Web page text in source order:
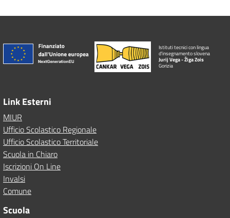
Istituti tecnici con lingua
d'insegnamento slovena
Jurij Vega - Žiga Zois
Gorizia
Link Esterni
MIUR
Ufficio Scolastico Regionale
Ufficio Scolastico Territoriale
Scuola in Chiaro
Iscrizioni On Line
Invalsi
Comune
Scuola